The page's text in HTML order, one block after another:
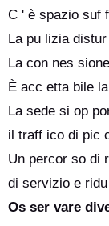
C ' è spazio suf
La pu lizia
La con nes
È acc etta bile
La sede si op
il traff ico di pic
Un percor so di
di servizio e
Os ser vare